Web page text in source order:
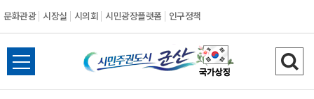
문화관광 시장실 시의회 시민광장플랫폼 인구정책
시
민
전
체
검
색